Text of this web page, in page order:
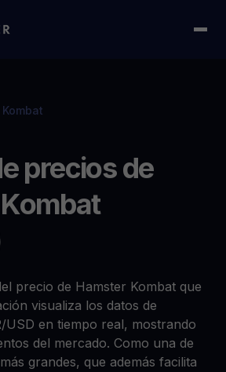
precios de
precio de Hamster Kombat que
visualiza los datos de
en tiempo real, mostrando
del mercado. Como una de
grandes, que además facilita